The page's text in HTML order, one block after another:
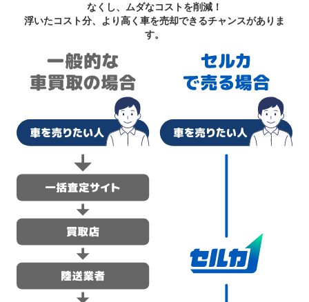
なくし、ムダなコストを削減！
浮いたコスト分、より高く車を売却できるチャンスがありま
す。